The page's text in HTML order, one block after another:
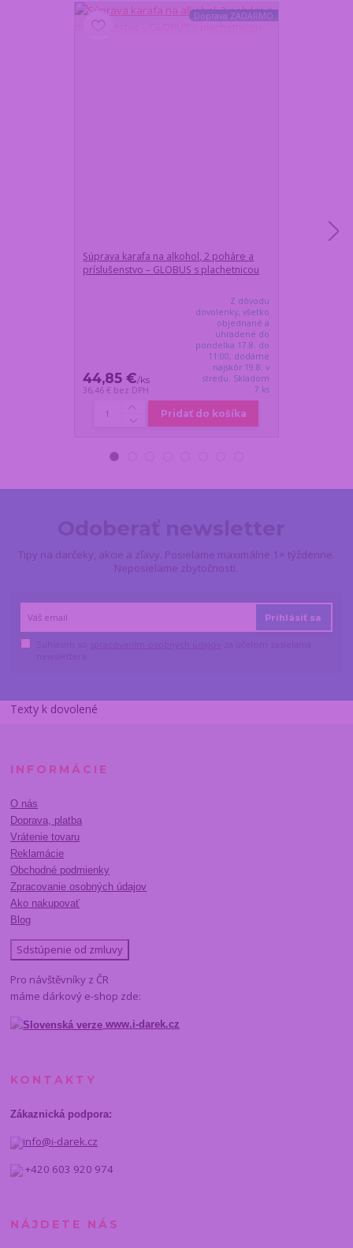
Doprava ZADARMO
Súprava karafa na alkohol, 2 poháre a
príslušenstvo – GLOBUS s plachetnicou
44,85 €/ks
36,46 € bez DPH
Z dôvodu
dovolenky, všetko
objednané a
uhradené do
pondelka 17.8. do
11:00, dodáme
najskôr 19.8. v
stredu. Skladom
7 ks
Pridať do košíka
Tipy na darčeky, akcie a zľavy. Posielame maximálne 1× týždenne.
Neposielame zbytočnosti.
Prihlásiť sa
Texty k dovolené
INFORMÁCIE
O nás
Doprava, platba
Vrátenie tovaru
Reklamácie
Obchodné podmienky
Zpracovanie osobných údajov
Ako nakupovať
Blog
Sdstúpenie od zmluvy
Pro návštěvníky z ČR
máme dárkový e-shop zde:
www.i-darek.cz
KONTAKTY
Zákaznická podpora:
info@i-darek.cz
+420 603 920 974
NÁJDETE NÁS